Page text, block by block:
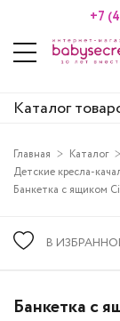
+7
Каталог
Главная Каталог
Детские кресла-
Банкетка с ящиком
В
Банкетка с